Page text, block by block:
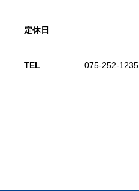
定休日
TEL 075-252-1235